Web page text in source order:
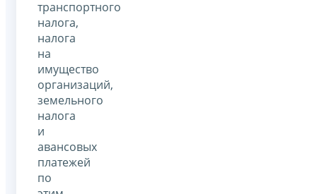
транспортного
налога,
налога
на
имущество
организаций,
земельного
налога
и
авансовых
платежей
по